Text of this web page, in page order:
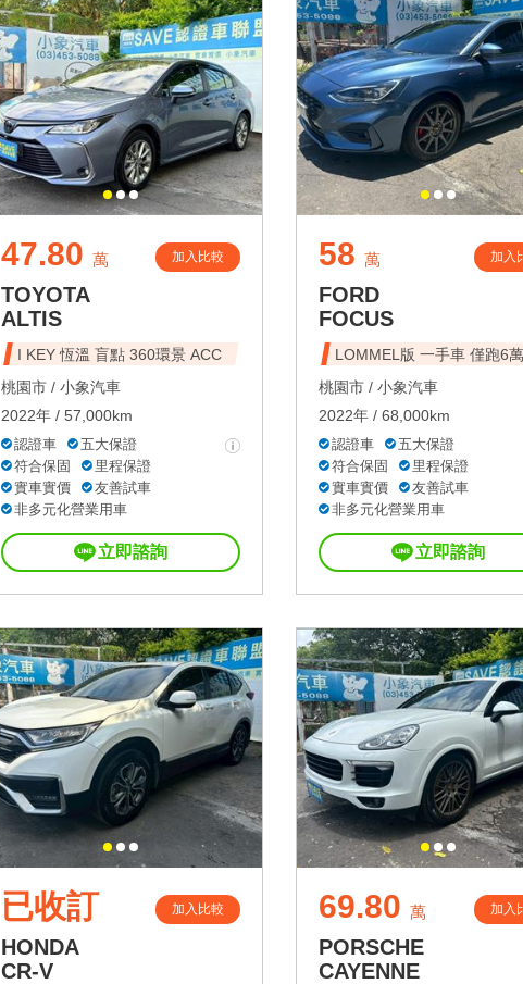
47.80 萬 加入比較
TOYOTA
ALTIS
I KEY 恆溫 盲點 360環景 ACC
桃園市 / 小象汽車
2022年 / 57,000km
認證車
五大保證
符合保固
里程保證
實車實價
友善試車
非多元化營業用車
立即諮詢
58 萬 加入
FORD
FOCUS
LOMMEL版 一手車 僅跑6萬
桃園市 / 小象汽車
2022年 / 68,000km
認證車
五大保證
符合保固
里程保證
實車實價
友善試車
非多元化營業用車
立即諮詢
已收訂 加入比較
HONDA
CR-V
69.80 萬 加入
PORSCHE
CAYENNE